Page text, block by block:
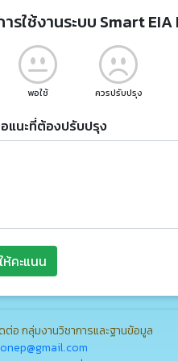
ใช้งานระบบ Smart EIA
พอใช้ ควรปรับปรุง
แนะที่ต้องปรับปรุง
ห้คะแนน
อ กลุ่มงานวิชาการและฐานข้อมูล